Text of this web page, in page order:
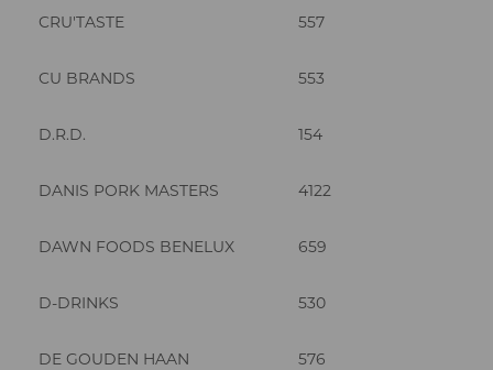
CRU'TASTE 557
CU BRANDS 553
D.R.D. 154
DANIS PORK MASTERS 4122
DAWN FOODS BENELUX 659
D-DRINKS 530
DE GOUDEN HAAN 576